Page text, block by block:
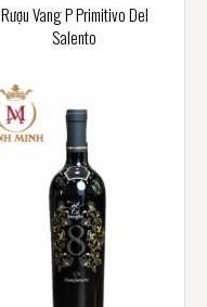
Rượu Vang P Primitivo Del
Salento